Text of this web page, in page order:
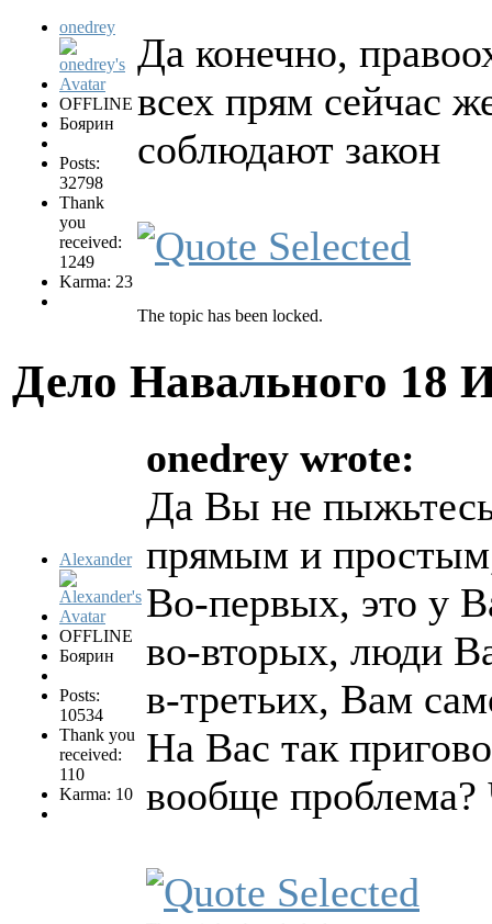
onedrey
OFFLINE
Боярин
Posts:
32798
Thank
you
received:
1249
Karma: 23
Да конечно,
всех прям сейчас
соблюдают закон
The topic has been locked.
Дело Навального 18
Alexander
OFFLINE
Боярин
Posts:
10534
Thank you
received:
110
Karma: 10
onedrey wrote:
Да Вы не
прямым и
Во-первых, это у
во-вторых, люди
в-третьих, Вам
На Вас так
вообще проблема?